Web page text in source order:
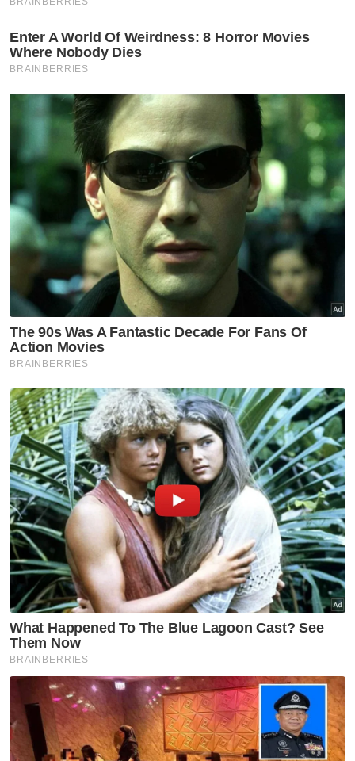
juga digerakkan untuk turut membantu
kerja-kerja mengepam air keluar dari ruang
enjin feri tersebut selain daripada bantuan
teknikal marin yang diberikan oleh SPPP dan
PPSB," jelasnya.
Ujar beliau, sebuah bot tunda juga digunakan
bagi menstabilkan feri berkenaan sepanjang
kerja-kerja dilaksanakan.
"Kerja-kerja mengepam air yang dilaksanakan
oleh kontraktor lantikan Printhero serta
dibantu oleh pasukan Bomba PPSB tidak
berjaya menstabilkan feri. Feri berkenaan
berisiko tenggelam di dermaga sekiranya
tidak dipindahkan segera ke lokasi yang lebih
cetek.
"Justeru, feri berkenaan telah ditunda ke
lokasi cetek (kedalaman sekitar 2 meter)
berdekatan gudang di hadapan SPCT sekitar
jam 3 pagi, 7 Oktober. Tindakan ini bagi
mengelakkan feri tenggelam di dermaga
yang mempunyai kedalaman kira-kira 8
meter.
"Sekiranya ia berlaku, pasti lebih
menyukarkan kerja-kerja menyelamat di
samping dermaga berkenaan tidak lagi boleh
digunakan untuk operasi kapal lain,"
tambahnya.
Soon Hin ketika dihubungi berkata, dengan
usaha semua pihak terutamanya Printhero,
feri tersebut telah ditolak ke tepi jeti ketika
air pasang pada malam Jumaat.
"Dengan menggunakan semua tenaga dan